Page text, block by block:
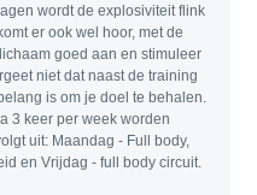
wordt de explosiviteit flink
er ook wel hoor, met de
goed aan en stimuleer
niet dat naast de training
is om je doel te behalen.
3 keer per week worden
uit: Maandag - Full body,
en Vrijdag - full body circuit.